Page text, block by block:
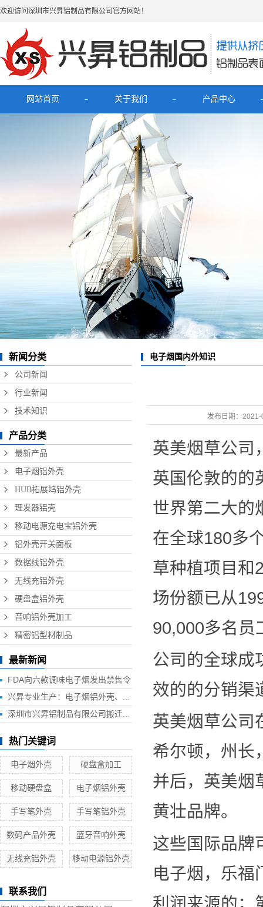
欢迎访问深圳市兴昇铝制品有限公司官方网站！
网站首页 关于我们
公司简介
联系我们
产品中心
移动电源充电宝铝外壳
数据线铝外壳
硬盘盒铝外壳
新闻分类
公司新闻
行业新闻
技术知识
产品分类
最新产品
电子烟铝外壳
HUB拓展坞铝外壳
理发器铝壳
移动电源充电宝铝外壳
铝外壳开关面板
数据线铝外壳
无线充铝外壳
硬盘盒铝外壳
音响铝外壳加工
精密铝型材制品
最新新闻
FDA向六款调味电子烟发出禁售令
兴昇专业生产：电子烟铝外壳、电子烟外壳、HUB铝外壳、移动电源外壳、无线充铝外壳等铝制品外壳
深圳市兴昇铝制品有限公司搬迁联络函
热门关键词
电子烟外壳 硬盘盒加工
移动硬盘盒 电子烟铝外壳
手写笔外壳 手写笔铝外壳
数码产品外壳 蓝牙音响外壳
无线充铝外壳 移动电源铝外壳
联系我们
电子烟国内外知识
发布日期： 2021-
英美烟草公司
英国伦敦的的
世界第二大的
在全球180多
草种植项目和
场份额已从
90,000多名员
公司的全球成
效的的分销渠
英美烟草公司
希尔顿，州长
并后，英美烟
黄壮品牌。
这些国际品牌
电子烟，乐福
利润来源的；